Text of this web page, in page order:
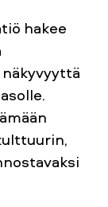
hakee